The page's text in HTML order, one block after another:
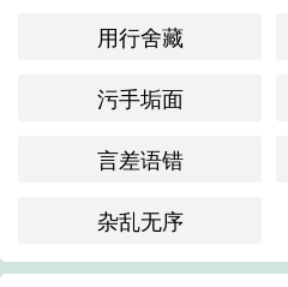
用行舍藏
污手垢面
言差语错
杂乱无序